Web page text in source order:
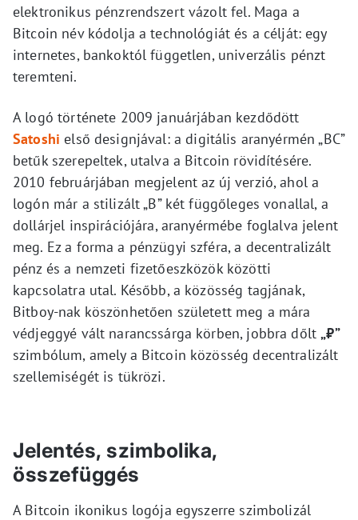
elektronikus pénzrendszert vázolt fel. Maga a
Bitcoin név kódolja a technológiát és a célját: egy
internetes, bankoktól független, univerzális pénzt
teremteni.
A logó története 2009 januárjában kezdődött
Satoshi első designjával: a digitális aranyérmén „BC”
betűk szerepeltek, utalva a Bitcoin rövidítésére.
2010 februárjában megjelent az új verzió, ahol a
logón már a stilizált „B” két függőleges vonallal, a
dollárjel inspirációjára, aranyérmébe foglalva jelent
meg. Ez a forma a pénzügyi szféra, a decentralizált
pénz és a nemzeti fizetőeszközök közötti
kapcsolatra utal. Később, a közösség tagjának,
Bitboy-nak köszönhetően született meg a mára
védjeggyé vált narancssárga körben, jobbra dőlt„₿”
szimbólum, amely a Bitcoin közösség decentralizált
szellemiségét is tükrözi.
Jelentés, szimbolika,
összefüggés
A Bitcoin ikonikus logója egyszerre szimbolizál